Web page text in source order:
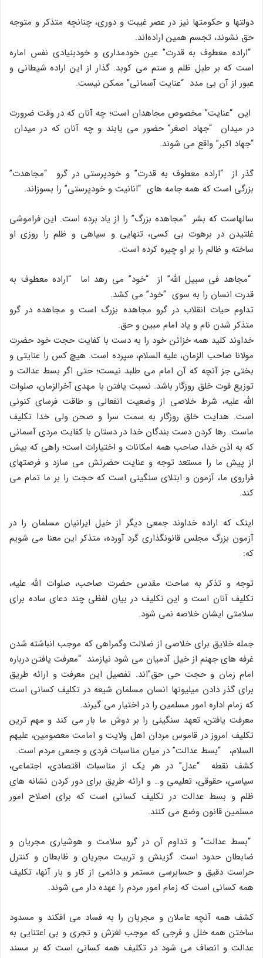
دولتها و حکومتها نیز در عصر غیبت و دورى، چنانچه متذکر و متوجه
حق نشوند، تجسم همین اراده‌اند.
“اراده معطوف به قدرت” عین خودمدارى و خودبنیادى نفس اماره
است که بر طبل ظلم و ستم مى کوبد. گذار از این اراده شیطانى و
عبور از آن بى مدد “عنایت آسمانى” ممکن نیست.
این “عنایت” مخصوص مجاهدان است؛ چه آنان که در وقت ضرورت
در میدان “جهاد اصغر” حضور مى یابند و چه آنان که در میدان
“جهاد اکبر” واقع مى شوند.
گذر از “اراده معطوف به قدرت” و خودپرستى در گرو “مجاهدت”
بزرگى است که همه جامه هاى “انانیت و خودپرستى” را بسوزاند.
سالهاست که بشر “مجاهده بزرگ” را از یاد برده است. این فراموشى
غلتیدن در برهوت بى کسى، تنهایى و سیاهى و ظلم را روزى او
ساخته و ظالم را بر او چیره کرده است.
“مجاهد فى سبیل اللَّه” از “خود” مى رهد اما “اراده معطوف به
قدرت انسان را به سوى “خود” مى کشد.
تداوم حیات انقلاب در گرو مجاهده بزرگ است و مجاهده در گرو
متذکر شدن نام و یاد امام مبین و حق.
خداوند کلید همه خزائن خود را به دست با کفایت حجت خود حضرت
مولانا صاحب الزمان، علیه السلام، سپرده است. هیچ کس را عنایتى و
بختى جز آنچه که آن امام مى طلبد نیست؛ حتى اگر بسط عدالت و
توزیع قوت خلق روزگار باشد. نسبت یافتن با مهدى آخرالزمان، صلوات
اللَّه علیه، شرط خلاصى از وضعیت انفعالى و طاقت فرساى کنونى
است. هدایت خلق روزگار به سمت سرا و صحن ولى خدا تکلیف
ماست. رها کردن دست بندگان خدا در دستان با کفایت مردى آسمانى
که به اذن خدا، صاحب همه امکانات و اختیارات است؛ راهى که بیش
از پیش ما را مستعد توجه و عنایت حضرتش مى سازد و فرصتهاى
فراروى ما، آزمون و ابتلاى سنگینى است که حجت را بر ما تمام مى
کند.
اینک که اراده خداوند جمعى دیگر از خیل ایرانیان مسلمان را در
آزمون بزرگ مجلس قانونگذارى گرد آورده، متذکر این معنا مى شویم
که:
توجه و تذکر به ساحت مقدس حضرت صاحب، صلوات اللَّه علیه،
تکلیف آنان است و این تکلیف در بیان لفظى چند دعاى ساده براى
سلامتى ایشان خلاصه نمى شود.
جمله خلایق براى خلاصى از ضلالت وگمراهى که موجب انباشته شدن
غرفه هاى جهنم از خیل آدمیان مى شود نیازمند “معرفت یافتن درباره
امام زمان و حجت حى حق”اند. تفصیل این معرفت و ارائه طریق
براى گذر دادن میلیونها انسان مسلمان شیعه در تکلیف کسانى است
که زمام اداره امور مسلمین را در اختیار مى گیرند.
معرفت یافتن، تعهد سنگینى را بر دوش ما بار مى کند و مهم ترین
تکلیف امروز در قاموس مردان اهل ولایت و امامت معصومین، علیهم
السلام، “بسط عدالت” در میان مناسبات فردى و جمعى مردم است.
کشف نقطه “عدل” در هر یک از مناسبات اقتصادى، اجتماعى،
سیاسى، حقوقى، تعلیمى و… و ارائه طریق براى دور کردن نشانه هاى
ظلم و بسط عدالت در تکلیف کسانى است که براى اصلاح امور
مسلمین قانون وضع مى کنند.
“بسط عدالت” و تداوم آن در گرو سلامت و هوشیارى مجریان و
ضابطان حدود است. گزینش و تربیت مجریان و ظابطان و کنترل
حراست دقیق و حسابرسى مستمر و دائمى از کار و بار آنها، تکلیف
همه کسانى است که زمام امور مردم را عهده دار مى شوند.
کشف همه آنچه عاملان و مجریان را به فساد مى افکند و مسدود
ساختن همه خلل و فرجى که موجب لغزش و تجرى و بى اعتنایى به
عدالت و انصاف مى شود در تکلیف همه کسانى است که بر مسند